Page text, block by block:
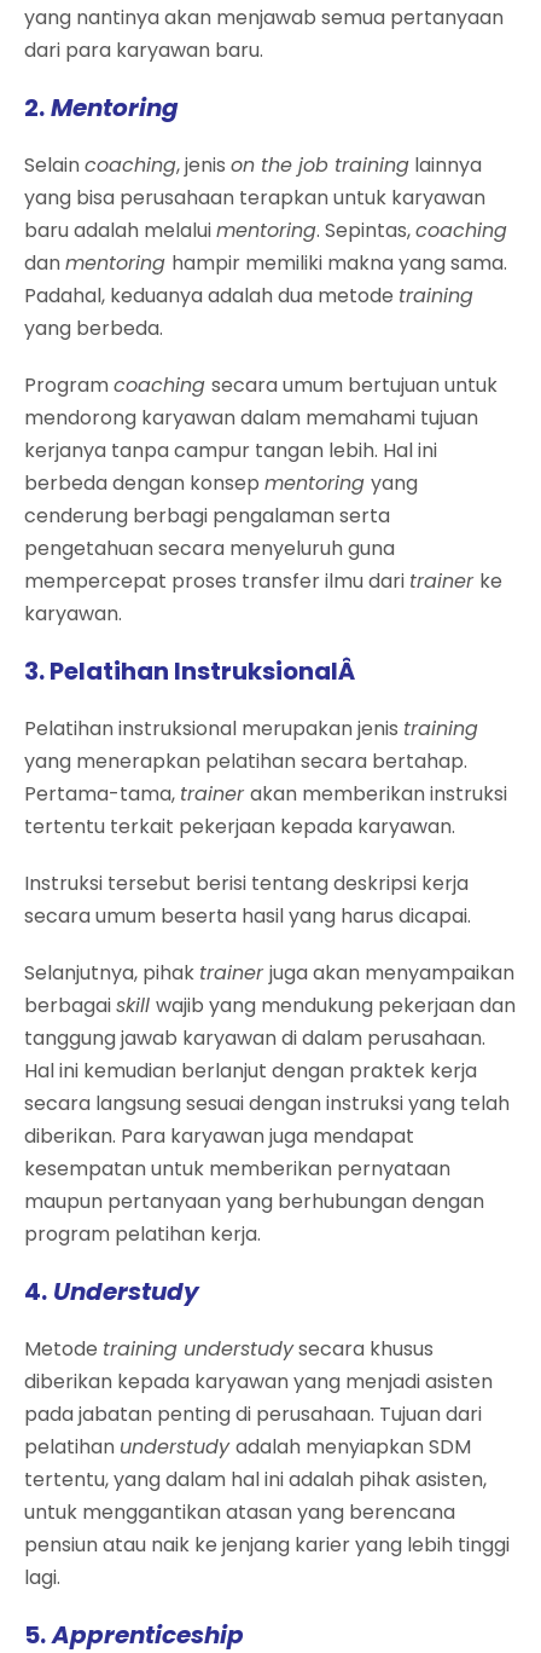
yang nantinya akan menjawab semua pertanyaan
dari para karyawan baru.
2.Mentoring
Selaincoaching, jenis on the job training lainnya
yang bisa perusahaan terapkan untuk karyawan
baru adalah melaluimentoring. Sepintas,coaching
danmentoring hampir memiliki makna yang sama.
Padahal, keduanya adalah dua metode training
yang berbeda.
Programcoaching secara umum bertujuan untuk
mendorong karyawan dalam memahami tujuan
kerjanya tanpa campur tangan lebih. Hal ini
berbeda dengan konsep mentoring yang
cenderung berbagi pengalaman serta
pengetahuan secara menyeluruh guna
mempercepat proses transfer ilmu dari trainer ke
karyawan.
3. Pelatihan InstruksionalÂ
Pelatihan instruksional merupakan jenis training
yang menerapkan pelatihan secara bertahap.
Pertama-tama, trainerakan memberikan instruksi
tertentu terkait pekerjaan kepada karyawan.
Instruksi tersebut berisi tentang deskripsi kerja
secara umum beserta hasil yang harus dicapai.
Selanjutnya, pihak trainerjuga akan menyampaikan
berbagaiskill wajib yang mendukung pekerjaan dan
tanggung jawab karyawan di dalam perusahaan.
Hal ini kemudian berlanjut dengan praktek kerja
secara langsung sesuai dengan instruksi yang telah
diberikan. Para karyawan juga mendapat
kesempatan untuk memberikan pernyataan
maupun pertanyaan yang berhubungan dengan
program pelatihan kerja.
4. Understudy
Metode training understudysecara khusus
diberikan kepada karyawan yang menjadi asisten
pada jabatan penting di perusahaan. Tujuan dari
pelatihan understudyadalah menyiapkan SDM
tertentu, yang dalam hal ini adalah pihak asisten,
untuk menggantikan atasan yang berencana
pensiun atau naik ke jenjang karier yang lebih tinggi
lagi.
5.Apprenticeship